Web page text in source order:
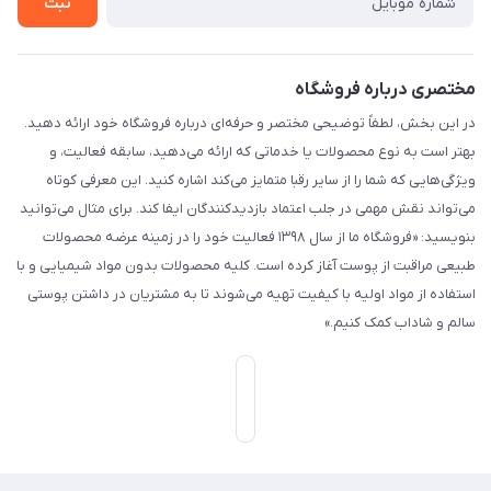
مختصری درباره فروشگاه
در این بخش، لطفاً توضیحی مختصر و حرفه‌ای درباره فروشگاه خود ارائه دهید.
بهتر است به نوع محصولات یا خدماتی که ارائه می‌دهید، سابقه فعالیت، و
ویژگی‌هایی که شما را از سایر رقبا متمایز می‌کند اشاره کنید. این معرفی کوتاه
می‌تواند نقش مهمی در جلب اعتماد بازدیدکنندگان ایفا کند. برای مثال می‌توانید
بنویسید: «فروشگاه ما از سال ۱۳۹۸ فعالیت خود را در زمینه عرضه محصولات
طبیعی مراقبت از پوست آغاز کرده است. کلیه محصولات بدون مواد شیمیایی و با
استفاده از مواد اولیه با کیفیت تهیه می‌شوند تا به مشتریان در داشتن پوستی
سالم و شاداب کمک کنیم.»